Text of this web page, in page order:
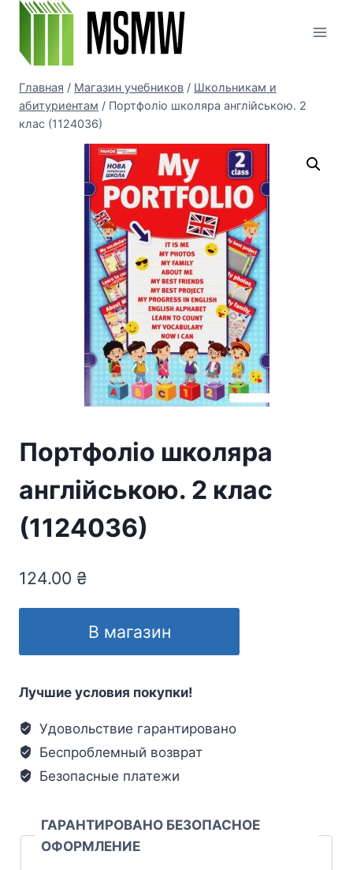
Перейти
содержимому
Главная / Магазин учебников / Школьникам и
абитуриентам / Портфоліо школяра англійською. 2
клас (1124036)
Портфоліо школяра
англійською. 2 клас
(1124036)
124.00 ₴
В магазин
Лучшие условия покупки!
Удовольствие гарантировано
Беспроблемный возврат
Безопасные платежи
ГАРАНТИРОВАНО БЕЗОПАСНОЕ
ОФОРМЛЕНИЕ